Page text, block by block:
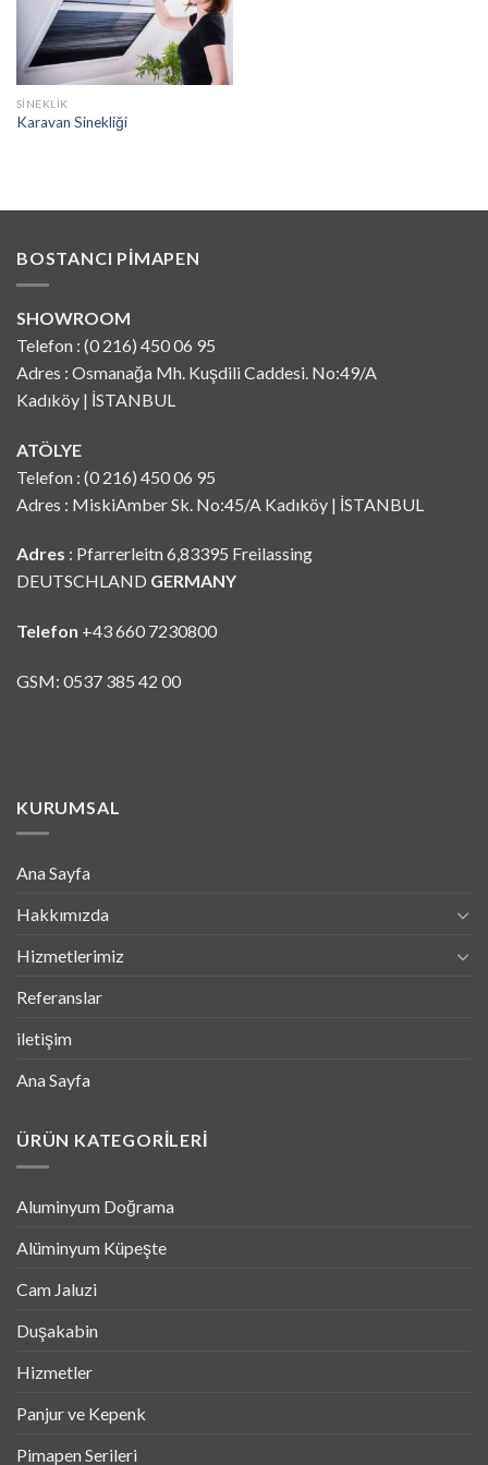
SINEKLIK
Karavan Sinekliği
BOSTANCI PIMAPEN
SHOWROOM
Telefon : (0 216) 450 06 95
Adres : Osmanağa Mh. Kuşdili Caddesi. No:49/A
Kadıköy | İSTANBUL
ATÖLYE
Telefon : (0 216) 450 06 95
Adres : MiskiAmber Sk. No:45/A Kadıköy | İSTANBUL
Adres : Pfarrerleitn 6,83395 Freilassing
DEUTSCHLAND GERMANY
Telefon +43 660 7230800
GSM: 0537 385 42 00
KURUMSAL
Ana Sayfa
Hakkımızda
Hizmetlerimiz
Referanslar
iletişim
Ana Sayfa
ÜRÜN KATEGORILERI
Aluminyum Doğrama
Alüminyum Küpeşte
Cam Jaluzi
Duşakabin
Hizmetler
Panjur ve Kepenk
Pimapen Serileri